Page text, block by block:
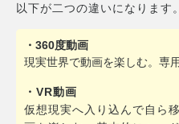
以下が二つの違いになります。
・360度動画
現実世界で動画を楽しむ。専
・VR動画
仮想現実へ入り込んで自ら